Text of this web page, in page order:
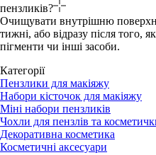
пензликів?
Очищувати внутрішню
тижні, або відразу після того,
пігменти чи інші засоби.
Категорії
Пензлики для макіяжу
Набори кісточок для макіяжу
Міні набори пензликів
Чохли для пензлів та
Декоративна косметика
Косметичні аксесуари